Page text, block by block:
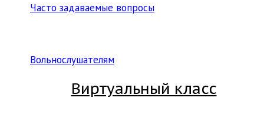
Часто задаваемые вопросы
Вольнослушателям
Виртуальный класс